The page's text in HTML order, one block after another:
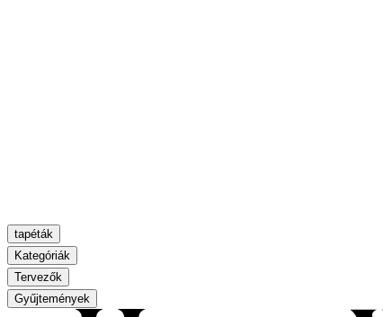
tapéták
Kategóriák
Tervezők
Gyűjtemények